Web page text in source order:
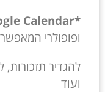
*Google Calendar*
ופופולרי
להגדיר
ועוד